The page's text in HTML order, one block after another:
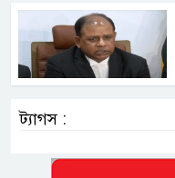
ট্যাগস :